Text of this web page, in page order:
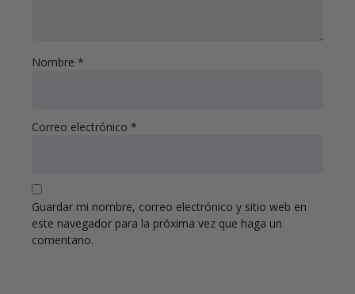
Nombre *
Correo electrónico *
Guardar mi nombre, correo electrónico y sitio web en
este navegador para la próxima vez que haga un
comentario.